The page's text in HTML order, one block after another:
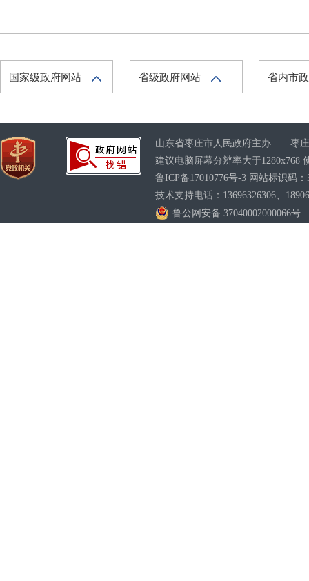
国家级政府网站 省级政府网站 省内市
山东省枣庄市人民政府主办 枣庄
建议电脑屏幕分辨率大于1280x768
鲁ICP备17010776号-3 网站标识码：
技术支持电话：13696326306、
鲁公网安备 37040002000066号